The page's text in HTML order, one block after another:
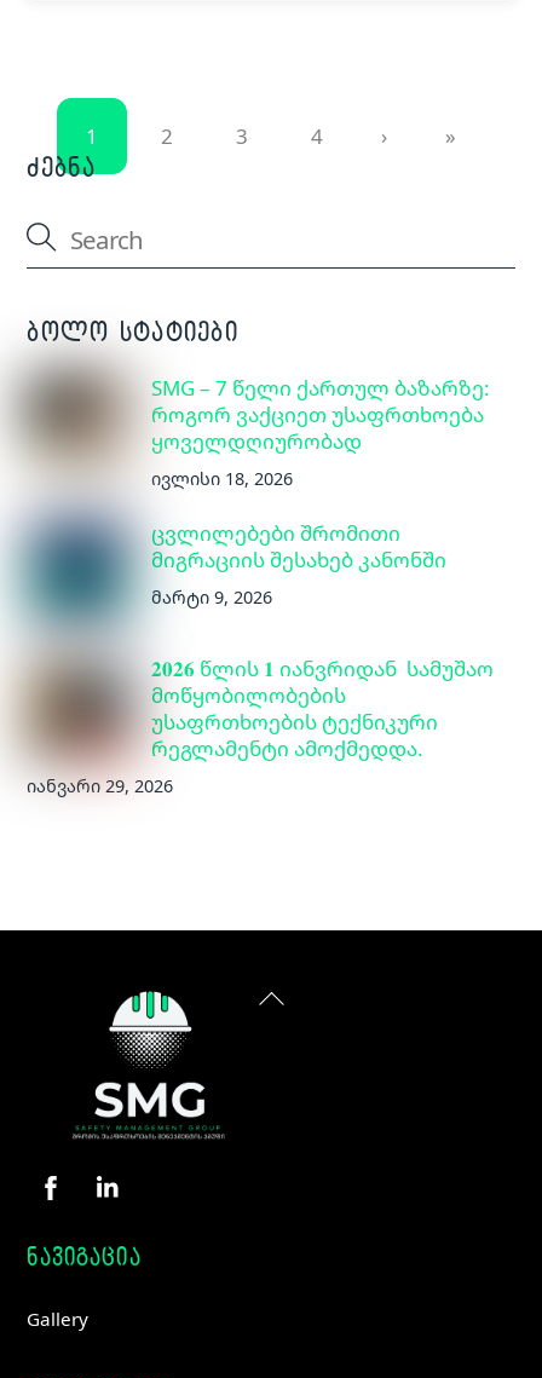
1 2 3 4 ›
»
ძებნა
ბოლო სტატიები
SMG – 7 წელი ქართულ ბაზარზე:
როგორ ვაქციეთ უსაფრთხოება
ყოველდღიურობად
ივლისი 18, 2026
ცვლილებები შრომითი
მიგრაციის შესახებ კანონში
მარტი 9, 2026
𝟐𝟎𝟐𝟔 წლის 𝟏 იანვრიდან სამუშაო
მოწყობილობების
უსაფრთხოების ტექნიკური
რეგლამენტი ამოქმედდა.
იანვარი 29, 2026
Back
ნავიგაცია
Gallery